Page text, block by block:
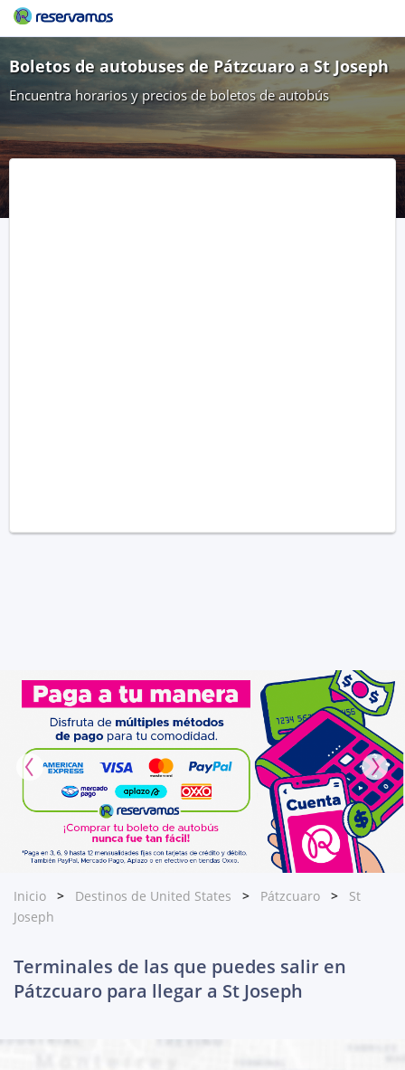
Boletos de autobuses de Pátzcuaro a St Joseph
Encuentra horarios y precios de boletos de autobús
Inicio Destinos de United States Pátzcuaro
St
Joseph
Terminales de las que puedes salir en
Pátzcuaro para llegar a St Joseph